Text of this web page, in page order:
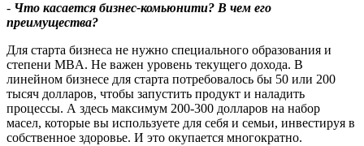
- Что касается бизнес-комьюнити? В чем его
преимущества?
Для старта бизнеса не нужно специального образования и
степени MBA. Не важен уровень текущего дохода. В
линейном бизнесе для старта потребовалось бы 50 или 200
тысяч долларов, чтобы запустить продукт и наладить
процессы. А здесь максимум 200-300 долларов на набор
масел, которые вы используете для себя и семьи, инвестируя в
собственное здоровье. И это окупается многократно.